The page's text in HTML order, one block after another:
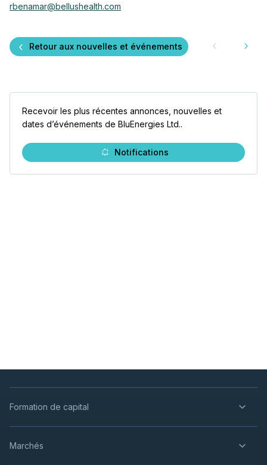
rbenamar@bellushealth.com
Retour aux nouvelles et événements
Recevoir les plus récentes annonces, nouvelles et
dates d’événements de BluEnergies Ltd..
Notifications
Formation de capital
Marchés